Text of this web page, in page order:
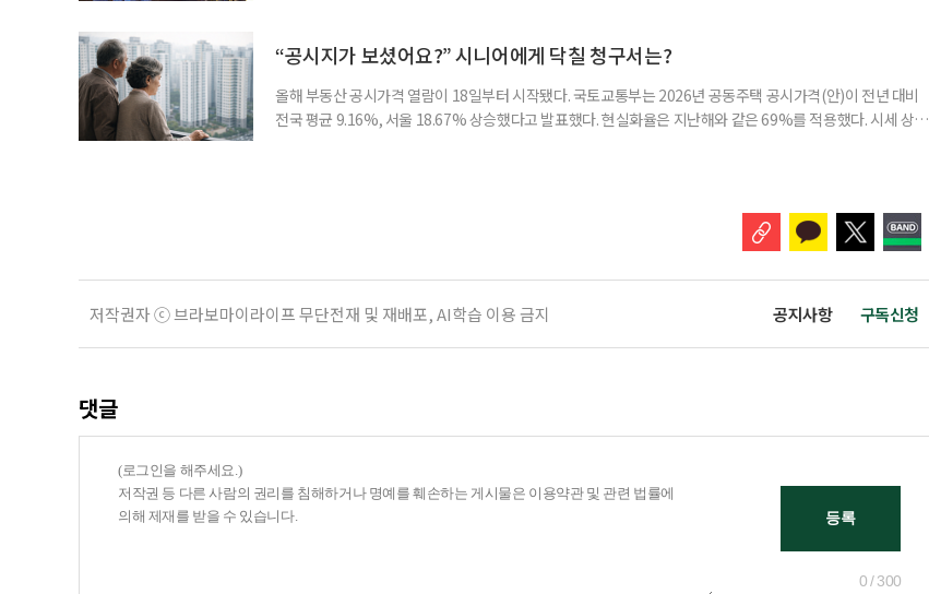
고 있다는 뜻으로 읽힌다. 지난 1일 미국의 은퇴보장 전문 보험·금융회사 글로벌애틀랜틱이 발표한 ‘
“공시지가 보셨어요?” 시니어에게 닥칠 청구서는?
올해 부동산 공시가격 열람이 18일부터 시작됐다. 국토교통부는 2026년 공동주택 공시가격(안)이 전년 대비
전국 평균 9.16%, 서울 18.67% 상승했다고 발표했다. 현실화율은 지난해와 같은 69%를 적용했다. 시세 상승
저작권자 ⓒ 브라보마이라이프 무단전재 및 재배포, AI학습 이용 금지 공지사항 구독신청
댓글
0 / 300